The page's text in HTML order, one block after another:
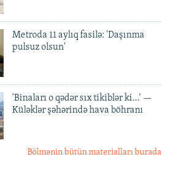
Metroda 11 aylıq fasilə: 'Daşınma
pulsuz olsun'
'Binaları o qədər sıx tikiblər ki...' —
Küləklər şəhərində hava böhranı
Bölmənin bütün materialları burada